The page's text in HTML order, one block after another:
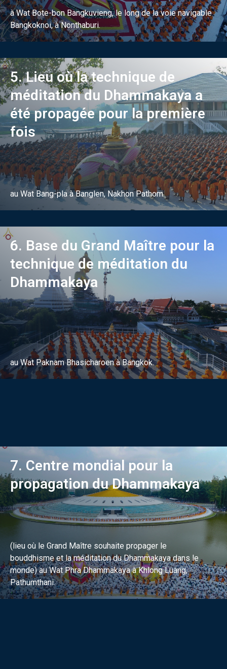
à Wat Bote-bon Bangkuvieng, le long de la voie navigable
Bangkoknoi, à Nonthaburi.
5. Lieu où la technique de
méditation du Dhammakaya a
été propagée pour la première
fois
au Wat Bang-pla à Banglen, Nakhon Pathom.
6. Base du Grand Maître pour la
technique de méditation du
Dhammakaya
au Wat Paknam Bhasicharoen à Bangkok.
7. Centre mondial pour la
propagation du Dhammakaya
(lieu où le Grand Maître souhaite propager le
bouddhisme et la méditation du Dhammakaya dans le
monde) au Wat Phra Dhammakaya à Khlong Luang,
Pathumthani.